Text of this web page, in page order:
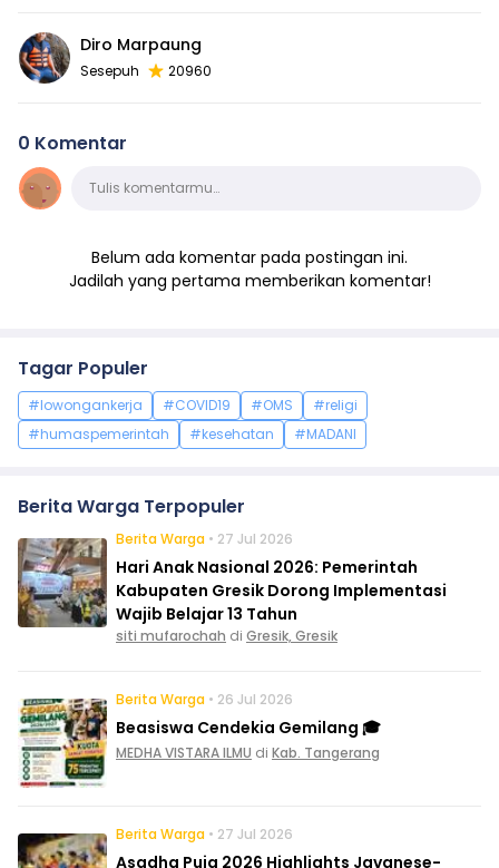
Diro Marpaung
Sesepuh 20960
0 Komentar
KomentarTulis komentarmu…
Belum ada komentar pada postingan ini.
Jadilah yang pertama memberikan komentar!
Tagar Populer
#lowongankerja #COVID19 #OMS
#religi
#humaspemerintah
#kesehatan #MADANI
Berita Warga Terpopuler
Berita Warga • 27 Jul 2026
Hari Anak Nasional 2026: Pemerintah
Kabupaten Gresik Dorong Implementasi
Wajib Belajar 13 Tahun
siti mufarochah di Gresik, Gresik
Berita Warga • 26 Jul 2026
Beasiswa Cendekia Gemilang 🎓
MEDHA VISTARA ILMU di Kab. Tangerang
Berita Warga • 27 Jul 2026
Asadha Puja 2026 Highlights Javanese-